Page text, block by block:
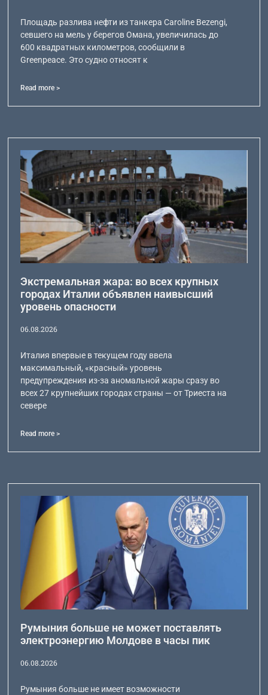
Площадь разлива нефти из танкера Caroline Bezengi,
севшего на мель у берегов Омана, увеличилась до
600 квадратных километров, сообщили в
Greenpeace. Это судно относят к
Read more >
Экстремальная жара: во всех крупных
городах Италии объявлен наивысший
уровень опасности
06.08.2026
Италия впервые в текущем году ввела
максимальный, «красный» уровень
предупреждения из-за аномальной жары сразу во
всех 27 крупнейших городах страны — от Триеста на
севере
Read more >
Румыния больше не может поставлять
электроэнергию Молдове в часы пик
06.08.2026
Румыния больше не имеет возможности